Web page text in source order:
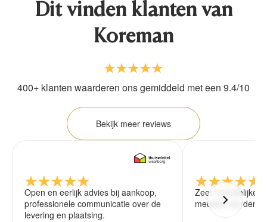
Dit vinden klanten van
Koreman
400+ klanten waarderen ons gemiddeld met een 9.4/10
Bekijk meer reviews
Open en eerlijk advies bij aankoop,
professionele communicatie over de
levering en plaatsing.
Zeer vriendelijke
meubels worden